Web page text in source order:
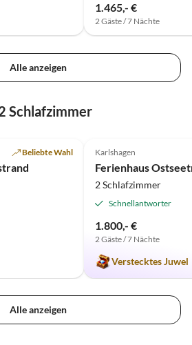
1.465,- €
2 Gäste / 7 Nächte
Alle anzeigen
Schlafzimmer
Beliebte Wahl Karlshagen
2 Schlafzimmer
Schnellantworter
1.800,- €
2 Gäste / 7 Nächte
Verstecktes Juwel
Alle anzeigen